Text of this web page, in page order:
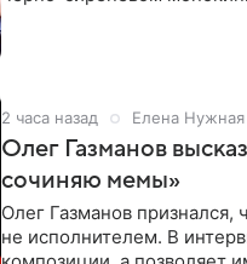
2 часа назад Елена Нужная
Олег Газманов
сочиняю мемы»
Олег Газманов признался,
не исполнителем. В